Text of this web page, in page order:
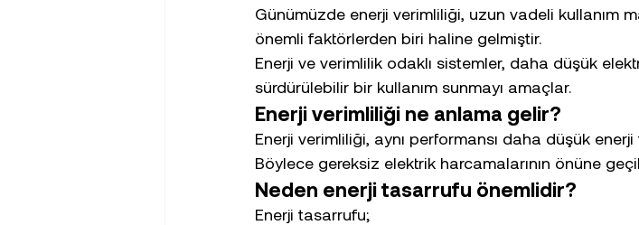
Günümüzde enerji verimliliği, uzun vadeli kullanım
önemli faktörlerden biri haline gelmiştir.
Enerji ve verimlilik odaklı sistemler, daha düşük
sürdürülebilir bir kullanım sunmayı amaçlar.
Enerji verimliliği ne anlama gelir?
Enerji verimliliği, aynı performansı daha düşük
Böylece gereksiz elektrik harcamalarının önüne
Neden enerji tasarrufu önemlidir?
Enerji tasarrufu;